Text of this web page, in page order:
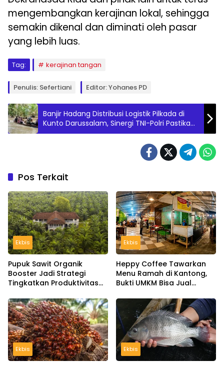
mengembangkan kerajinan lokal, sehingga
semakin dikenal dan diminati oleh pasar
yang lebih luas.
Tag: kerajinan tangan
Penulis: Sefertiani Editor: Yohanes PD
Banjir Hadang Distribusi Logistik Pilkada di
Kunto Darussalam, Sinergi TNI-Polri Pastikan
Kelancaran
Pos Terkait
Ekbis
Pupuk Sawit Organik
Booster Jadi Strategi
Tingkatkan Produktivitas
Panduan Pemupukannya
Ekbis
Heppy Coffee Tawarkan
Menu Ramah di Kantong,
Bukti UMKM Bisa Jual
Kualitas
Ekbis Ekbis